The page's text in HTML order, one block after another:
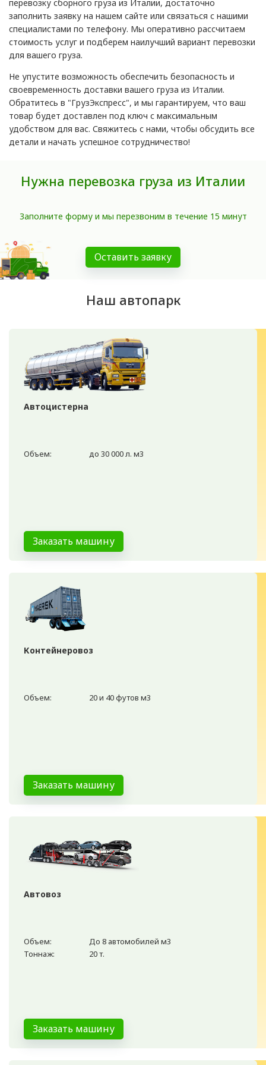
перевозку сборного груза из Италии, достаточно
заполнить заявку на нашем сайте или связаться с нашими
специалистами по телефону. Мы оперативно рассчитаем
стоимость услуг и подберем наилучший вариант перевозки
для вашего груза.
Не упустите возможность обеспечить безопасность и
своевременность доставки вашего груза из Италии.
Обратитесь в "ГрузЭкспресс", и мы гарантируем, что ваш
товар будет доставлен под ключ с максимальным
удобством для вас. Свяжитесь с нами, чтобы обсудить все
детали и начать успешное сотрудничество!
Нужна перевозка груза из Италии
Заполните форму и мы перезвоним в течение 15 минут
Оставить заявку
Наш автопарк
Автоцистерна
Объем: до 30 000 л. м3
Заказать машину
Контейнеровоз
Объем: 20 и 40 футов м3
Заказать машину
Автовоз
Объем:
До 8 автомобилей м3
Тоннаж:
20 т.
Заказать машину